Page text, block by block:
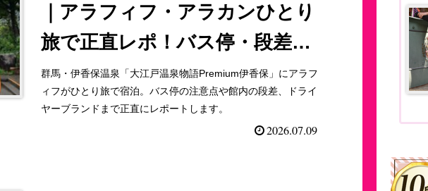
｜アラフィフ・アラカンひとり
旅で正直レポ！バス停・段差・
ドライヤーは？
群馬・伊香保温泉「大江戸温泉物語Premium伊香保」にアラフ
ィフがひとり旅で宿泊。バス停の注意点や館内の段差、ドライ
ヤーブランドまで正直にレポートします。
2026.07.09